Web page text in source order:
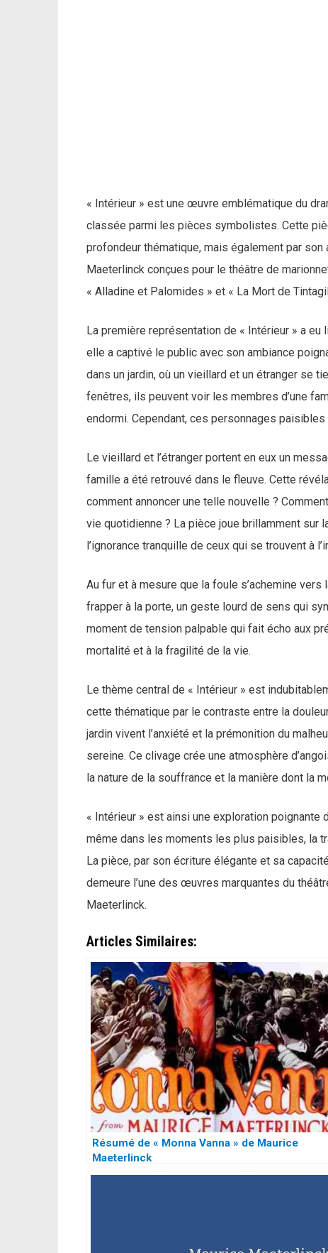
« Intérieur » est une œuvre emblématique du
classée parmi les pièces symbolistes. Cette
profondeur thématique, mais également par
Maeterlinck conçues pour le théâtre de
« Alladine et Palomides » et « La Mort de
La première représentation de « Intérieur » a
elle a captivé le public avec son ambiance
dans un jardin, où un vieillard et un étranger se
fenêtres, ils peuvent voir les membres d’une
endormi. Cependant, ces personnages
Le vieillard et l’étranger portent en eux un
famille a été retrouvé dans le fleuve. Cette
comment annoncer une telle nouvelle ?
vie quotidienne ? La pièce joue brillamment sur
l’ignorance tranquille de ceux qui se trouvent à
Au fur et à mesure que la foule s’achemine
frapper à la porte, un geste lourd de sens qui
moment de tension palpable qui fait écho aux
mortalité et à la fragilité de la vie.
Le thème central de « Intérieur » est
cette thématique par le contraste entre la
jardin vivent l’anxiété et la prémonition du
sereine. Ce clivage crée une atmosphère
la nature de la souffrance et la manière dont la
« Intérieur » est ainsi une exploration poignante
même dans les moments les plus paisibles, la
La pièce, par son écriture élégante et sa
demeure l’une des œuvres marquantes du
Maeterlinck.
Articles Similaires:
Résumé de « Monna Vanna » de Maurice
Maeterlinck